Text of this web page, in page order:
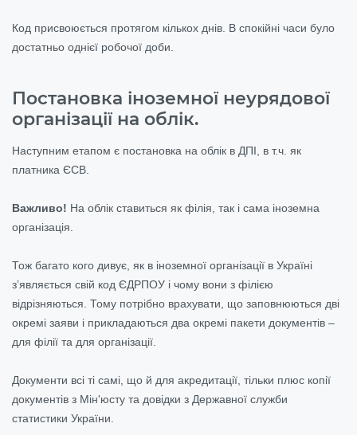
Код присвоюється протягом кількох днів. В спокійні часи було
достатньо однієї робочої доби.
Постановка іноземної неурядової
організації на облік.
Наступним етапом є постановка на облік в ДПІ, в т.ч. як
платника ЄСВ.
Важливо! На облік ставиться як філія, так і сама іноземна
організація.
Тож багато кого дивує, як в іноземної організації в Україні
з’являється свій код ЄДРПОУ і чому вони з філією
відрізняються. Тому потрібно врахувати, що заповнюються дві
окремі заяви і прикладаються два окремі пакети документів –
для філії та для організації.
Документи всі ті самі, що й для акредитації, тільки плюс копії
документів з Мін'юсту та довідки з Державної служби
статистики України.